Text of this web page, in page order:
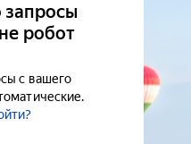
запросы
робот
с вашего